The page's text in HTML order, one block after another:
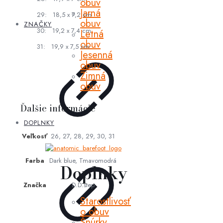
ZNAČKY
Jarná
obuv
Letná
obuv
Jesenná
obuv
Zimná
obuv
DOPLNKY
Doplnky
Starostlivosť
o obuv
29: 18,5 x 7,2 cm
30: 19,2 x 7,4 cm
31: 19,9 x 7,5 cm
Ďalšie informácie
Veľkosť 26, 27, 28, 29, 30, 31
Farba Dark blue, Tmavomodrá
Značka D.D.step